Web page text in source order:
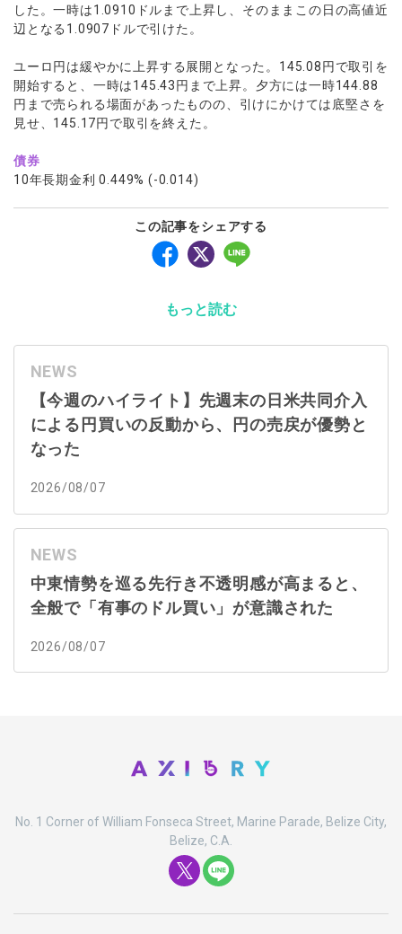
した。一時は1.0910ドルまで上昇し、そのままこの日の高値近
辺となる1.0907ドルで引けた。
ユーロ円は緩やかに上昇する展開となった。145.08円で取引を
開始すると、一時は145.43円まで上昇。夕方には一時144.88
円まで売られる場面があったものの、引けにかけては底堅さを
見せ、145.17円で取引を終えた。
債券
10年長期金利 0.449% (-0.014)
この記事をシェアする
もっと読む
NEWS
【今週のハイライト】先週末の日米共同介入
による円買いの反動から、円の売戻が優勢と
なった
2026/08/07
NEWS
中東情勢を巡る先行き不透明感が高まると、
全般で「有事のドル買い」が意識された
2026/08/07
No. 1 Corner of William Fonseca Street, Marine Parade, Belize City,
Belize, C.A.